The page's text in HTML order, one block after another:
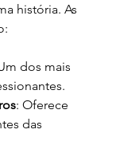
história. As
dos mais
: Oferece
das